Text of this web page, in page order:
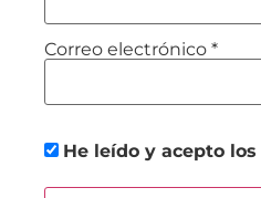
Correo electrónico *
He leído y acepto los